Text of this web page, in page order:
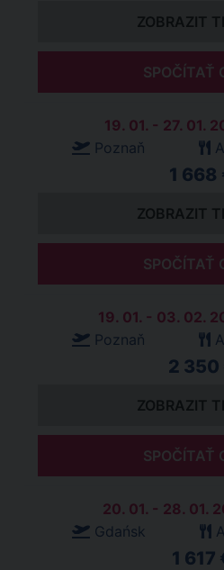
ZOBRAZIT
SPOČÍTAŤ
19. 01. - 27. 01.
Poznaň
1 668
ZOBRAZIT
SPOČÍTAŤ
19. 01. - 03. 02.
Poznaň
2 350
ZOBRAZIT
SPOČÍTAŤ
20. 01. - 28. 01.
Gdańsk
1 617